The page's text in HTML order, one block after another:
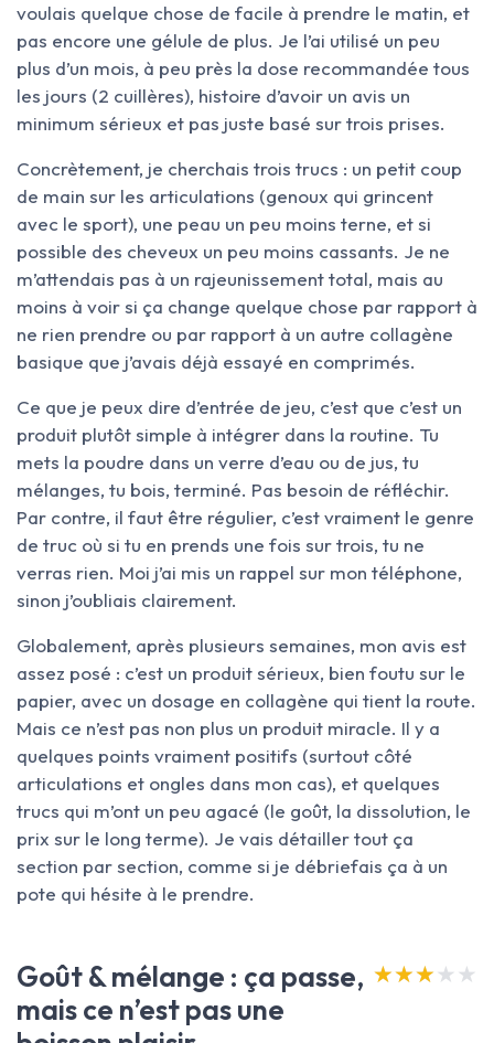
voulais quelque chose de facile à prendre le matin, et
pas encore une gélule de plus. Je l’ai utilisé un peu
plus d’un mois, à peu près la dose recommandée tous
les jours (2 cuillères), histoire d’avoir un avis un
minimum sérieux et pas juste basé sur trois prises.
Concrètement, je cherchais trois trucs : un petit coup
de main sur les articulations (genoux qui grincent
avec le sport), une peau un peu moins terne, et si
possible des cheveux un peu moins cassants. Je ne
m’attendais pas à un rajeunissement total, mais au
moins à voir si ça change quelque chose par rapport à
ne rien prendre ou par rapport à un autre collagène
basique que j’avais déjà essayé en comprimés.
Ce que je peux dire d’entrée de jeu, c’est que c’est un
produit plutôt simple à intégrer dans la routine. Tu
mets la poudre dans un verre d’eau ou de jus, tu
mélanges, tu bois, terminé. Pas besoin de réfléchir.
Par contre, il faut être régulier, c’est vraiment le genre
de truc où si tu en prends une fois sur trois, tu ne
verras rien. Moi j’ai mis un rappel sur mon téléphone,
sinon j’oubliais clairement.
Globalement, après plusieurs semaines, mon avis est
assez posé : c’est un produit sérieux, bien foutu sur le
papier, avec un dosage en collagène qui tient la route.
Mais ce n’est pas non plus un produit miracle. Il y a
quelques points vraiment positifs (surtout côté
articulations et ongles dans mon cas), et quelques
trucs qui m’ont un peu agacé (le goût, la dissolution, le
prix sur le long terme). Je vais détailler tout ça
section par section, comme si je débriefais ça à un
pote qui hésite à le prendre.
Goût & mélange : ça passe,
mais ce n’est pas une
★★★★★
★★★★★